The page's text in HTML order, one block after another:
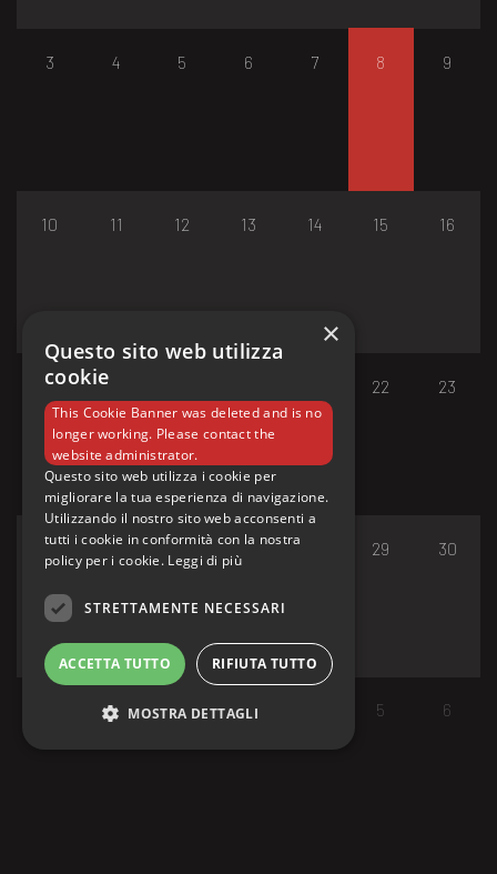
3 4 5 6 7 8 9
10 11 12 13 14 15 16
17 18 22 23
24 25 26 27 29 30
1 2 3 5 6
×
Questo sito web utilizza
cookie
This Cookie Banner was deleted and is no
longer working. Please contact the
website administrator.
Questo sito web utilizza i cookie per
migliorare la tua esperienza di navigazione.
Utilizzando il nostro sito web acconsenti a
tutti i cookie in conformità con la nostra
policy per i cookie. Leggi di più
STRETTAMENTE NECESSARI
ACCETTA TUTTO RIFIUTA TUTTO
MOSTRA DETTAGLI